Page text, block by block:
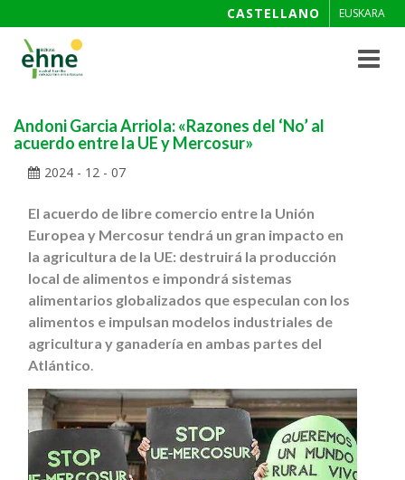
CASTELLANO EUSKARA
Toggle
Andoni Garcia Arriola: «Razones del ‘No’ al
acuerdo entre la UE y Mercosur»
2024 - 12 - 07
El acuerdo de libre comercio entre la Unión
Europea y Mercosur tendrá un gran impacto en
la agricultura de la UE: destruirá la producción
local de alimentos e impondrá sistemas
alimentarios globalizados que especulan con los
alimentos e impulsan modelos industriales de
agricultura y ganadería en ambas partes del
Atlántico.